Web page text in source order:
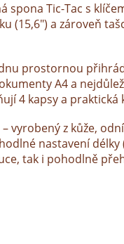
spona Tic-Tac s
(15,6") a zároveň
prostornou
A4 a
4 kapsy a praktická
vyrobený z kůže,
nastavení délky
tak i pohodlně